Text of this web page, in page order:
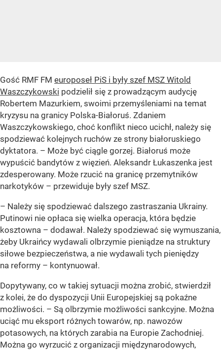
Gość RMF FM europoseł PiS i były szef MSZ Witold
Waszczykowski podzielił się z prowadzącym audycję
Robertem Mazurkiem, swoimi przemyśleniami na temat
kryzysu na granicy Polska-Białoruś. Zdaniem
Waszczykowskiego, choć konflikt nieco ucichł, należy się
spodziewać kolejnych ruchów ze strony białoruskiego
dyktatora. – Może być ciągle gorzej. Białoruś może
wypuścić bandytów z więzień. Aleksandr Łukaszenka jest
zdesperowany. Może rzucić na granicę przemytników
narkotyków – przewiduje były szef MSZ.
– Należy się spodziewać dalszego zastraszania Ukrainy.
Putinowi nie opłaca się wielka operacja, która będzie
kosztowna – dodawał. Należy spodziewać się wymuszania,
żeby Ukraińcy wydawali olbrzymie pieniądze na struktury
siłowe bezpieczeństwa, a nie wydawali tych pieniędzy
na reformy – kontynuował.
Dopytywany, co w takiej sytuacji można zrobić, stwierdził
z kolei, że do dyspozycji Unii Europejskiej są pokaźne
możliwości. – Są olbrzymie możliwości sankcyjne. Można
uciąć mu eksport różnych towarów, np. nawozów
potasowych, na których zarabia na Europie Zachodniej.
Można go wyrzucić z organizacji międzynarodowych,